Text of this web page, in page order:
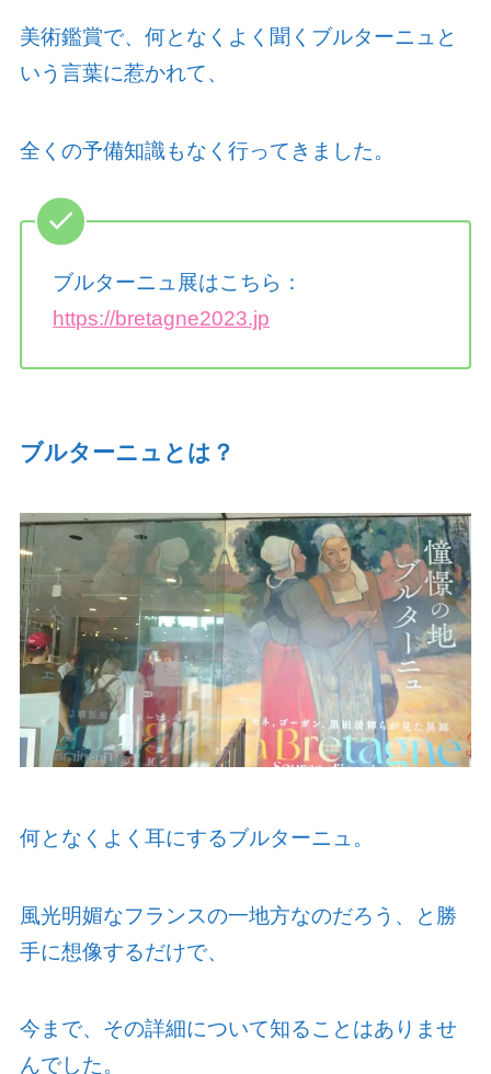
美術鑑賞で、何となくよく聞くブルターニュと
いう言葉に惹かれて、
全くの予備知識もなく行ってきました。
ブルターニュ展はこちら：
https://bretagne2023.jp
ブルターニュとは？
何となくよく耳にするブルターニュ。
風光明媚なフランスの一地方なのだろう、と勝
手に想像するだけで、
今まで、その詳細について知ることはありませ
んでした。